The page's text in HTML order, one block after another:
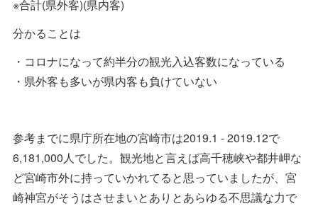
※合計(県外客)(県内客)
分かることは
・コロナになって約半分の観光入込客数になっている
・県外客も多いが県内客も負けていない
参考までに県庁所在地の宮崎市は2019.1 - 2019.12で
6,181,000人でした。観光地と言えば高千穂峡や都井岬な
ど宮崎市外に持っていかれてると思っていましたが、宮
崎神宮がそうはさせまいとありとあらゆる不思議な力で